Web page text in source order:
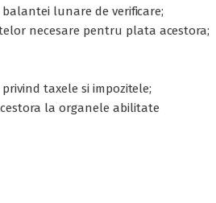
lunare de verificare;
necesare pentru plata acestora;
taxele si impozitele;
la organele abilitate